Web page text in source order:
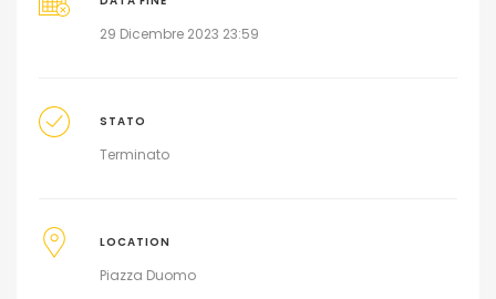
29 Dicembre 2023 23:59
STATO
Terminato
LOCATION
Piazza Duomo